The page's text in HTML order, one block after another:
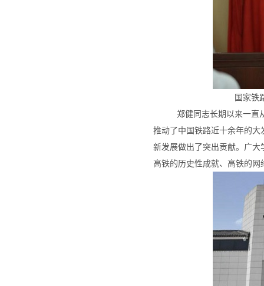
国家铁
郑健同志长期以来一直
推动了中国铁路近十余年的
新发展做出了突出贡献。广
高铁的历史性成就、高铁的